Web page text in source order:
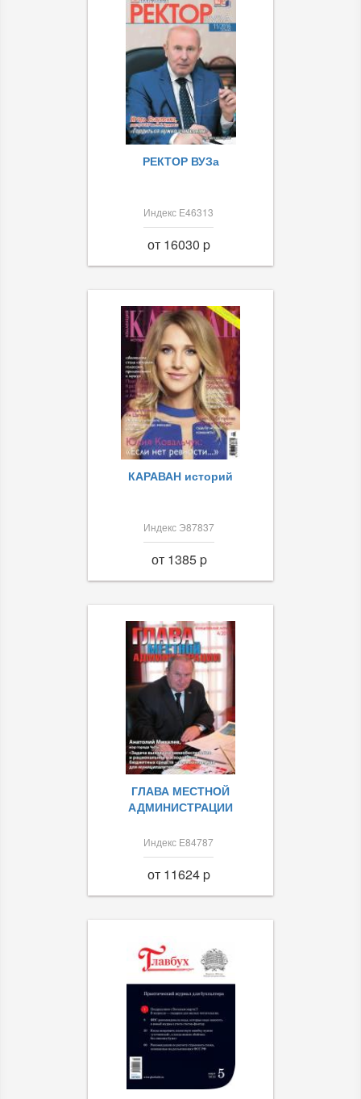
РЕКТОР ВУЗа
Индекс Е46313
от 16030 p
КАРАВАН историй
Индекс Э87837
от 1385 p
ГЛАВА МЕСТНОЙ
АДМИНИСТРАЦИИ
Индекс Е84787
от 11624 p